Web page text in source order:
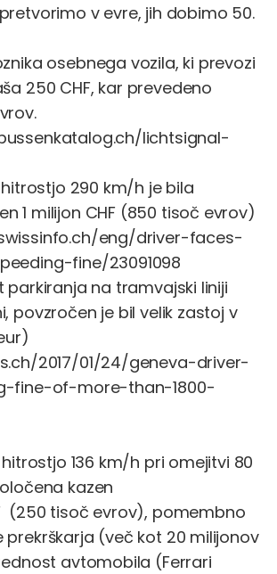
v evre, jih dobimo 50.
osebnega vozila, ki prevozi
250 CHF, kar prevedeno
lichtsignal-
hitrostjo 290 km/h je bila
1 milijon CHF (850 tisoč evrov)
eng/driver-faces-
fine/23091098
parkiranja na tramvajski liniji
povzročen je bil velik zastoj v
2017/01/24/geneva-driver-
fine-of-more-than-1800-
hitrostjo 136 km/h pri omejitvi 80
kazen
(250 tisoč evrov), pomembno
prekrškarja (več kot 20 milijonov
avtomobila (Ferrari